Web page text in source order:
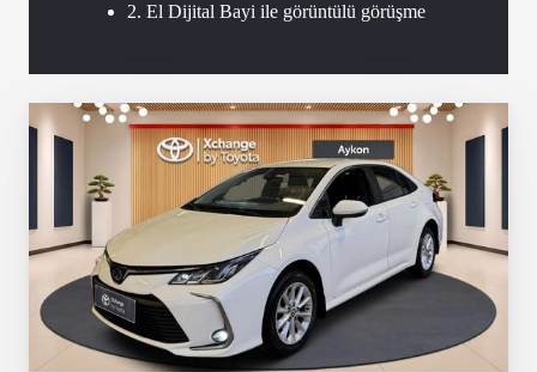
2. El Dijital Bayi ile görüntülü görüşme